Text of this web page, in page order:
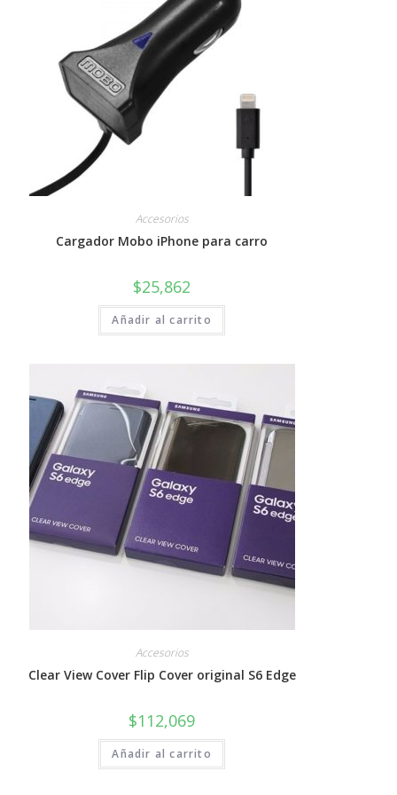
Accesorios
Cargador Mobo iPhone para carro
$25,862
Añadir al carrito
Accesorios
Clear View Cover Flip Cover original S6 Edge
$112,069
Añadir al carrito